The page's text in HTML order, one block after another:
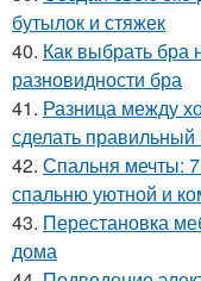
бутылок и стяжек
40. Как выбрать бра
разновидности бра
41. Разница между
сделать
42. Спальня мечты:
спальню уютной и
43. Перестановка
дома